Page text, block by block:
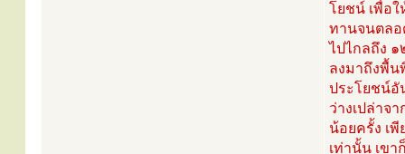
โยชน์ เพื่อ
ทานจนตลอ
ไปไกลถึง
ลงมาถึงพื้น
ประโยชน์อั
ว่างเปล่าจ
น้อยครั้ง เพี
เท่านั้น เข